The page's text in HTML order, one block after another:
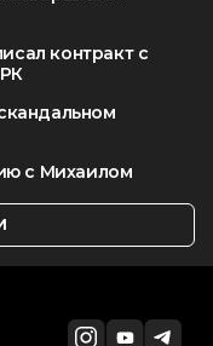
контракт с
с Михаилом